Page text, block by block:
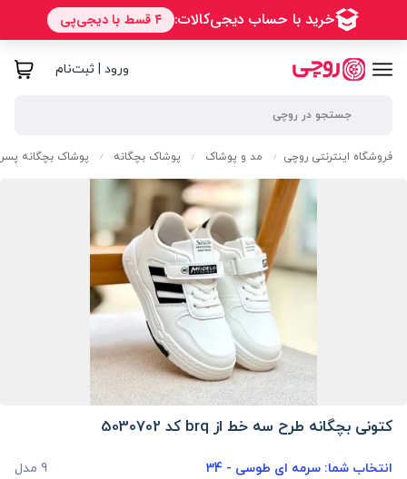
ورود | ثبت‌نام
فروشگاه اینترنتی روچی / مد و پوشاک / پوشاک بچگانه / پوشاک بچگانه
کتونی بچگانه طرح سه خط از brq کد 5030702
انتخاب شما: سرمه ای طوسی - 34 9 مدل